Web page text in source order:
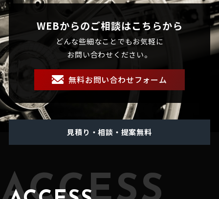
WEBからのご相談はこちらから
どんな些細なことでもお気軽に
お問い合わせください。
無料お問い合わせフォーム
見積り・相談・提案無料